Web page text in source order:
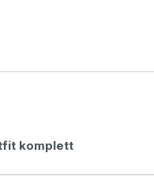
von 5 von 5 Sternen
komplett